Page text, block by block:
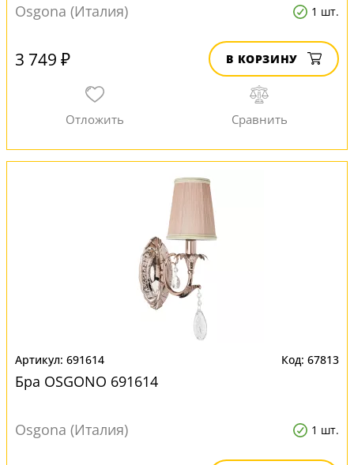
Osgona (Италия) 1 шт.
3 749 ₽ В КОРЗИНУ
691614 67813
Бра OSGONO 691614
Osgona (Италия) 1 шт.